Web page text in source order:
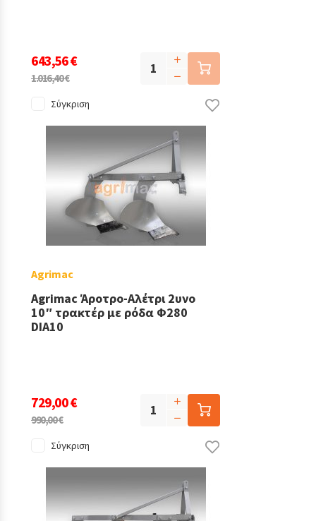
643,56 €
1.016,40 €
Σύγκριση
Agrimac
Agrimac Άροτρο-Αλέτρι 2υνο
10″ τρακτέρ με ρόδα Φ280
DIA10
729,00 €
990,00 €
Σύγκριση